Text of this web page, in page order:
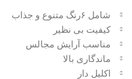
شامل ۶رنگ متنوع و جذاب
کیفیت بی نظیر
مناسب آرایش مجالس
ماندگاری بالا
اکلیل دار